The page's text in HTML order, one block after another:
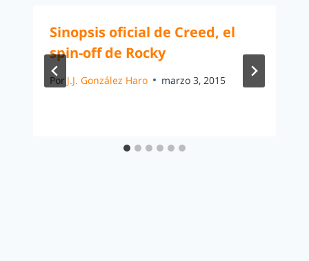
Sinopsis oficial de Creed, el
spin-off de Rocky
Por J.J. González Haro marzo 3, 2015